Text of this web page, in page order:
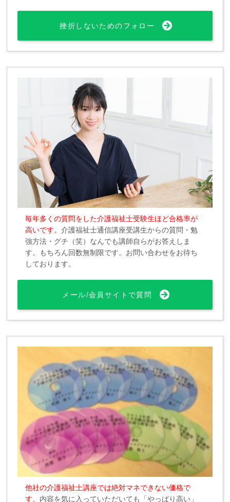
挫折しないためのフォロー
毎年多くの質問をした介護福祉士受験生ほど合格率が
高いです。介護福祉士通信講座受講生からの質問・勉
強方法・グチ（笑）なんでも講師自らがお答えしま
す。もちろん回数無制限です。お問い合わせをお待ち
しております。
メール/会員サイトで質問
他社の介護福祉士講座では絶対マネできない価格で
す。 内容を気に入っていただいても「やっぱり高い」